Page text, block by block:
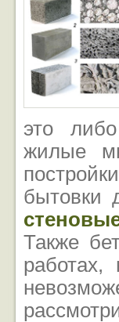
это
жилые
бытовки
Также